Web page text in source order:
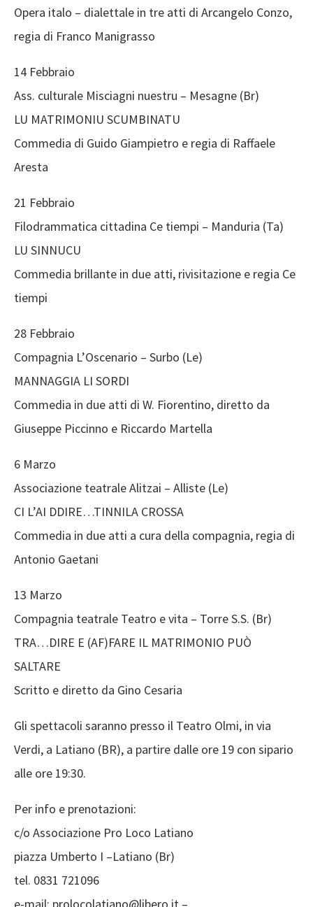
Opera italo – dialettale in tre atti di Arcangelo Conzo,
regia di Franco Manigrasso
14 Febbraio
Ass. culturale Misciagni nuestru – Mesagne (Br)
LU MATRIMONIU SCUMBINATU
Commedia di Guido Giampietro e regia di Raffaele
Aresta
21 Febbraio
Filodrammatica cittadina Ce tiempi – Manduria (Ta)
LU SINNUCU
Commedia brillante in due atti, rivisitazione e regia Ce
tiempi
28 Febbraio
Compagnia L’Oscenario – Surbo (Le)
MANNAGGIA LI SORDI
Commedia in due atti di W. Fiorentino, diretto da
Giuseppe Piccinno e Riccardo Martella
6 Marzo
Associazione teatrale Alitzai – Alliste (Le)
CI L’AI DDIRE…TINNILA CROSSA
Commedia in due atti a cura della compagnia, regia di
Antonio Gaetani
13 Marzo
Compagnia teatrale Teatro e vita – Torre S.S. (Br)
TRA…DIRE E (AF)FARE IL MATRIMONIO PUÒ
SALTARE
Scritto e diretto da Gino Cesaria
Gli spettacoli saranno presso il Teatro Olmi, in via
Verdi, a Latiano (BR), a partire dalle ore 19 con sipario
alle ore 19:30.
Per info e prenotazioni:
c/o Associazione Pro Loco Latiano
piazza Umberto I –Latiano (Br)
tel. 0831 721096
e-mail: prolocolatiano@libero.it –